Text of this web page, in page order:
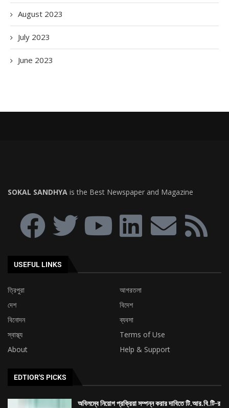
August 2023
July 2023
June 2023
SOKAL SANDHYA is the Best Newspaper and Magazine
USEFUL LINKS
ত্রিপুরা
আগরতলা
দেশ
বিদেশ
বিনোদন
ব্যবসা
স্বাস্থ্য
Terms of Use
About
Help & Support
EDTIOR'S PICKS
অবিলম্বে নিয়োগ প্রক্রিয়া সম্পন্ন করার দাবিতে টি.আর.বি.টি-র